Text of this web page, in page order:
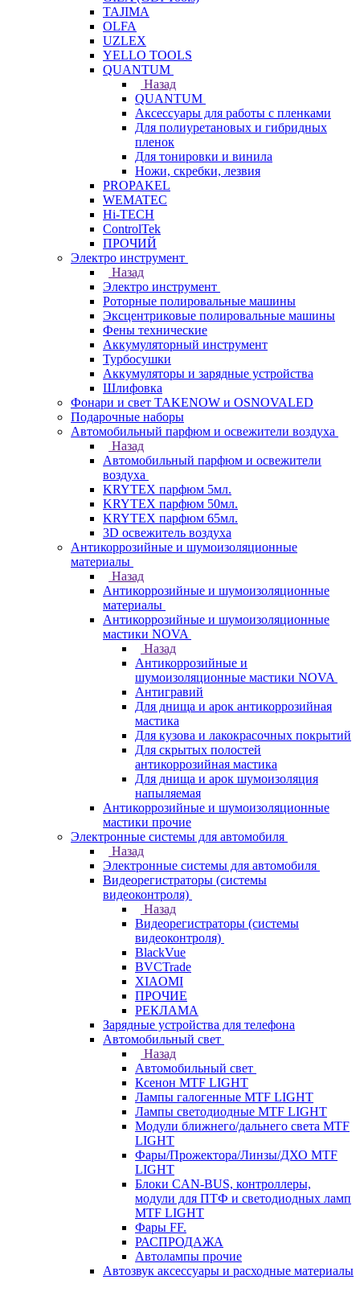
TAJIMA
OLFA
UZLEX
YELLO TOOLS
QUANTUM
Назад
QUANTUM
Аксессуары для работы с пленками
Для полиуретановых и гибридных
пленок
Для тонировки и винила
Ножи, скребки, лезвия
PROPAKEL
WEMATEC
Hi-TECH
ControlTek
ПРОЧИЙ
Электро инструмент
Назад
Электро инструмент
Роторные полировальные машины
Эксцентриковые полировальные машины
Фены технические
Аккумуляторный инструмент
Турбосушки
Аккумуляторы и зарядные устройства
Шлифовка
Фонари и свет TAKENOW и OSNOVALED
Подарочные наборы
Автомобильный парфюм и освежители воздуха
Назад
Автомобильный парфюм и освежители
воздуха
KRYTEX парфюм 5мл.
KRYTEX парфюм 50мл.
KRYTEX парфюм 65мл.
3D освежитель воздуха
Антикоррозийные и шумоизоляционные
материалы
Назад
Антикоррозийные и шумоизоляционные
материалы
Антикоррозийные и шумоизоляционные
мастики NOVA
Назад
Антикоррозийные и
шумоизоляционные мастики NOVA
Антигравий
Для днища и арок антикоррозийная
мастика
Для кузова и лакокрасочных покрытий
Для скрытых полостей
антикоррозийная мастика
Для днища и арок шумоизоляция
напыляемая
Антикоррозийные и шумоизоляционные
мастики прочие
Электронные системы для автомобиля
Назад
Электронные системы для автомобиля
Видеорегистраторы (системы
видеоконтроля)
Назад
Видеорегистраторы (системы
видеоконтроля)
BlackVue
BVCTrade
XIAOMI
ПРОЧИЕ
РЕКЛАМА
Зарядные устройства для телефона
Автомобильный свет
Назад
Автомобильный свет
Ксенон MTF LIGHT
Лампы галогенные MTF LIGHT
Лампы светодиодные MTF LIGHT
Модули ближнего/дальнего света MTF
LIGHT
Фары/Прожектора/Линзы/ДХО MTF
LIGHT
Блоки CAN-BUS, контроллеры,
модули для ПТФ и светодиодных ламп
MTF LIGHT
Фары FF.
РАСПРОДАЖА
Автолампы прочие
Автозвук аксессуары и расходные материалы